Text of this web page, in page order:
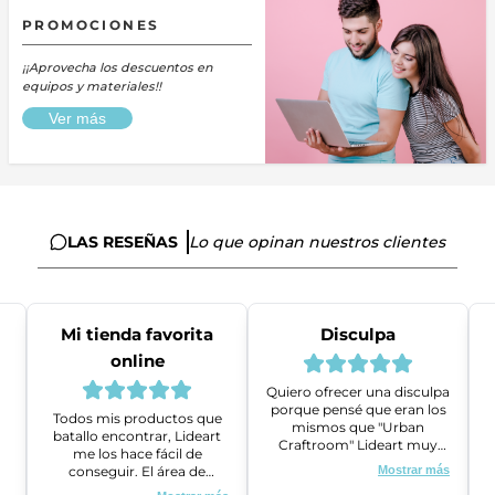
PROMOCIONES
¡¡Aprovecha los descuentos en
equipos y materiales!!
Ver más
LAS RESEÑAS Lo que opinan nuestros clientes
Mi tienda favorita
online
Todos mis productos que
batallo encontrar, Lideart
me los hace fácil de
conseguir. El área de
ventas es super amable y
Disculpa
Quiero ofrecer una disculpa
porque pensé que eran los
mismos que "Urban
Craftroom" Lideart muy
amables me ayudaron a
gestionar un problema que
Mostrar más